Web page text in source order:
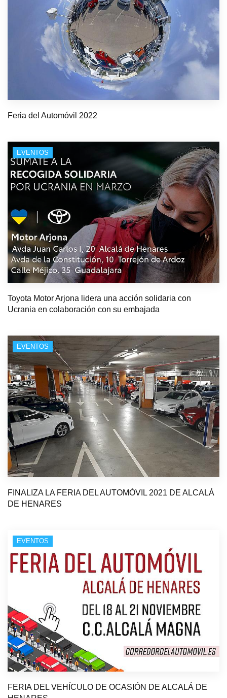
Feria del Automóvil 2022
EVENTOS
Toyota Motor Arjona lidera una acción solidaria con
Ucrania en colaboración con su embajada
EVENTOS
FINALIZA LA FERIA DEL AUTOMÓVIL 2021 DE ALCALÁ
DE HENARES
EVENTOS
FERIA DEL VEHÍCULO DE OCASIÓN DE ALCALÁ DE